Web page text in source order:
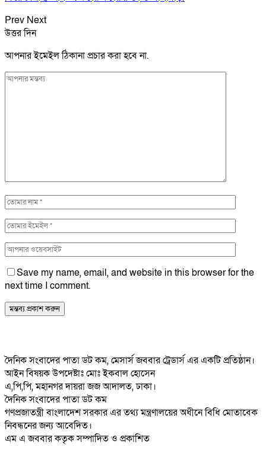
Prev Next
উত্তর দিন
আপনার ইমেইল ঠিকানা প্রচার করা হবে না.
Save my name, email, and website in this browser for the
next time I comment.
দৈনিক সংবাদের পাতা ডট কম, মেসার্স জববার ট্রেডার্স এর একটি প্রতিষ্ঠান।
আইন বিষয়ক উপদেষ্টাঃ মোঃ ইকবাল হোসেন
এ,পি,পি, মহানগর দায়রা জজ আদালত, ঢাকা।
দৈনিক সংবাদের পাতা ডট কম
গণপ্রজাতন্ত্রী বাংলাদেশ সরকার এর তথ্য মন্ত্রণালয়ের অধীনে বিধি মোতাবেক
নিবন্ধনের জন্য আবেদিত।
এম এ জববার কতৃক সম্পাদিত ও প্রকাশিত